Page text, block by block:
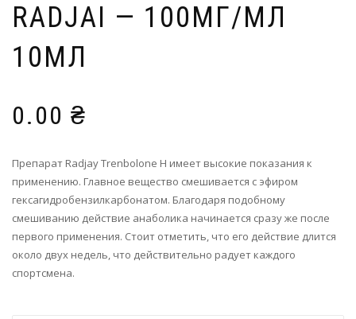
RADJAI — 100МГ/МЛ
10МЛ
0.00 ₴
Препарат Radjay Trenbolone H имеет высокие показания к
применению. Главное вещество смешивается с эфиром
гексагидробензилкарбонатом. Благодаря подобному
смешиванию действие анаболика начинается сразу же после
первого применения. Стоит отметить, что его действие длится
около двух недель, что действительно радует каждого
спортсмена.